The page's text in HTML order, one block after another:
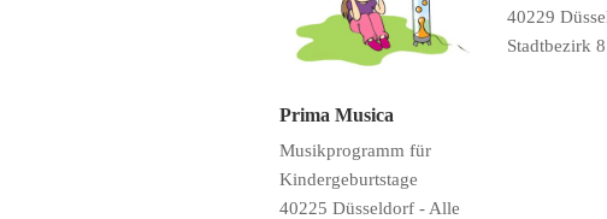
Prima Musica
Musikprogramm für
Kindergeburtstage
40225 Düsseldorf - Alle
40229
Stadtbezirk 8